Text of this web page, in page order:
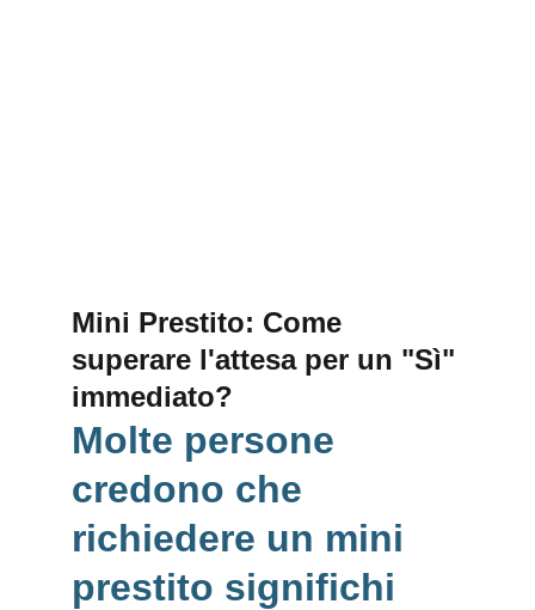
Mini Prestito: Come
superare l'attesa per un "Sì"
immediato?
Molte persone
credono che
richiedere un mini
prestito significhi